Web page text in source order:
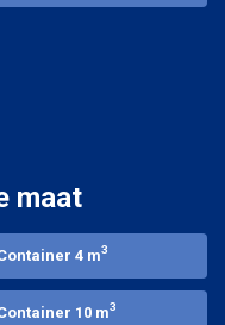
maat
4 m3
10 m3